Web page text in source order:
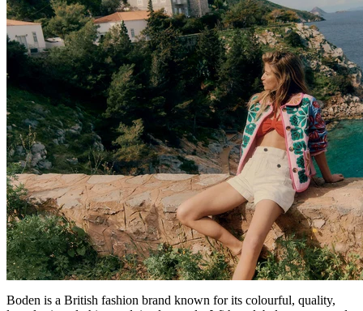
Boden is a British fashion brand known for its colourful, quality,